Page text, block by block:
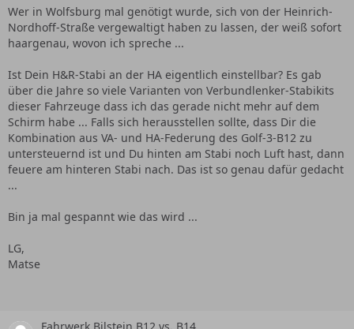
Wer in Wolfsburg mal genötigt wurde, sich von der Heinrich-
Nordhoff-Straße vergewaltigt haben zu lassen, der weiß sofort
haargenau, wovon ich spreche ...
Ist Dein H&R-Stabi an der HA eigentlich einstellbar? Es gab
über die Jahre so viele Varianten von Verbundlenker-Stabikits
dieser Fahrzeuge dass ich das gerade nicht mehr auf dem
Schirm habe ... Falls sich herausstellen sollte, dass Dir die
Kombination aus VA- und HA-Federung des Golf-3-B12 zu
untersteuernd ist und Du hinten am Stabi noch Luft hast, dann
feuere am hinteren Stabi nach. Das ist so genau dafür gedacht
...
Bin ja mal gespannt wie das wird ...
LG,
Matse